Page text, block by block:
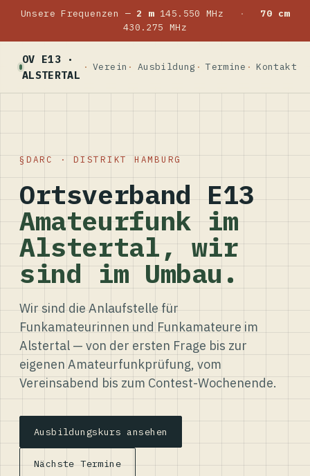
Unsere Frequenzen — 2 m145.550 MHz ·
70 cm
430.275 MHz
OV E13 ·
ALSTERTAL
Verein Ausbildung Termine Kontakt
DARC · DISTRIKT HAMBURG
Ortsverband E13
Amateurfunk im
Alstertal, wir
sind im Umbau.
Wir sind die Anlaufstelle für
Funkamateurinnen und Funkamateure im
Alstertal — von der ersten Frage bis zur
eigenen Amateurfunkprüfung, vom
Vereinsabend bis zum Contest-Wochenende.
Ausbildungskurs ansehen
Nächste Termine